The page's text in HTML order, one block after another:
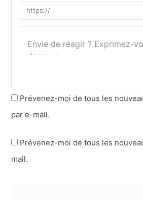
Prévenez-moi de tous les
par e-mail.
Prévenez-moi de tous les
mail.